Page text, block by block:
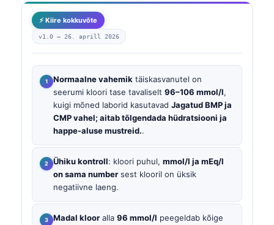
⚡ Kiire kokkuvõte
v1.0 — 26. aprill 2026
Normaalne vahemik täiskasvanutel on
seerumi kloori tase tavaliselt 96–106 mmol/l,
kuigi mõned laborid kasutavad Jagatud BMP ja
CMP vahel; aitab tõlgendada hüdratsiooni ja
happe-aluse mustreid..
Ühiku kontroll: kloori puhul, mmol/l ja mEq/l
on sama number sest klooril on üksik
negatiivne laeng.
Madal kloor alla 96 mmol/l peegeldab kõige